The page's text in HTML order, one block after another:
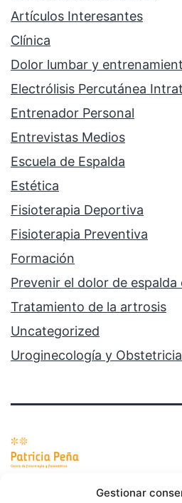
Gestionar
Artículos Interesantes
Clínica
Dolor lumbar y
Electrólisis Percutánea
Entrenador Personal
Entrevistas Medios
Escuela de Espalda
Estética
Fisioterapia Deportiva
Fisioterapia Preventiva
Formación
Prevenir el dolor de espalda
Tratamiento de la artrosis
Uncategorized
Uroginecología y Obstetricia
Política de privacidad